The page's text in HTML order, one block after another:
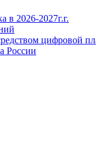
в 2026-2027г.г.
цифровой
России